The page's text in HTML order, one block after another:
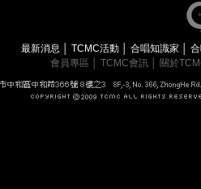
最新消息 TCMC活動 合唱知識家
會員專區
TCMC會訊 關於